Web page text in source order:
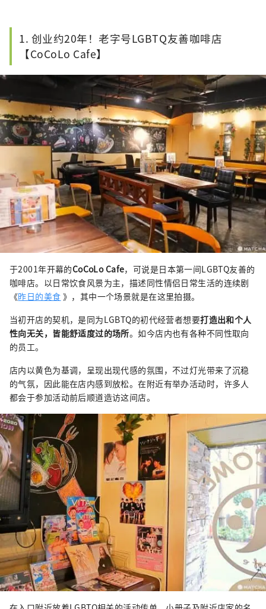
1. 创业约20年！老字号LGBTQ友善咖啡店
【CoCoLo Cafe】
于2001年开幕的CoCoLo Cafe，可说是日本第一间LGBTQ友善的
咖啡店。以日常饮食风景为主，描述同性情侣日常生活的连续剧
《昨日的美食 》，其中一个场景就是在这里拍摄。
当初开店的契机，是同为LGBTQ的初代经营者想要打造出和个人
性向无关，皆能舒适度过的场所。如今店内也有各种不同性取向
的员工。
店内以黄色为基调，呈现出现代感的氛围，不过灯光带来了沉稳
的气氛，因此能在店内感到放松。在附近有举办活动时，许多人
都会于参加活动前后顺道造访这间店。